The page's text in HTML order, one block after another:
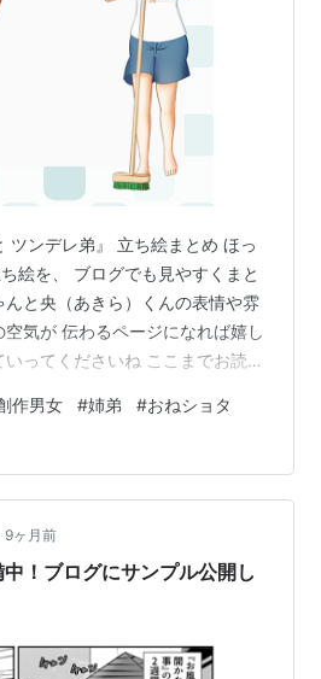
ツンデレ弟』 立ち絵まとめ ほっ
絵を、 ブログでも見やすくまと
と央（あきら）くんの表情や雰
気が 伝わるページになれば嬉し
ってくださいね ここまでお読み
新刊をより楽しめる裏エピソー
2まで）。 詳細は下のリンクか
イラスト他
orig…
作男女 #姉弟 #おねショタ
9ヶ月前
！ブログにサンプル公開し